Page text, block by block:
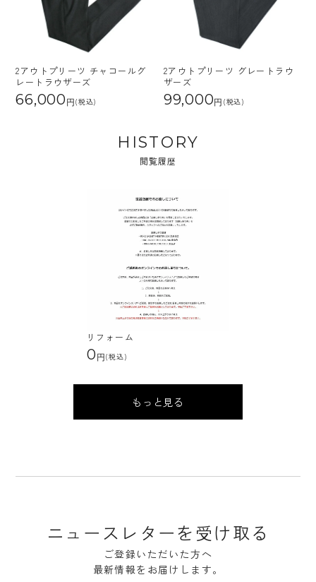
2アウトプリーツ チャコールグ
レートラウザーズ
66,000 (税込)
2アウトプリーツ グレートラウ
ザーズ
99,000 (税込)
HISTORY
閲覧履歴
リフォーム
0 (税込)
もっと見る
ニュースレターを受け取る
ご登録いただいた方へ
最新情報をお届けします。